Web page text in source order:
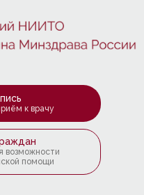
к врачу
возможности
помощи